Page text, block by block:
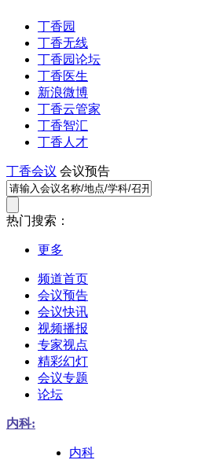
丁香园
丁香无线
丁香园论坛
丁香医生
新浪微博
丁香云管家
丁香智汇
丁香人才
丁香会议 会议预告
热门搜索：
更多
频道首页
会议预告
会议快讯
视频播报
专家视点
精彩幻灯
会议专题
论坛
内科:
内科